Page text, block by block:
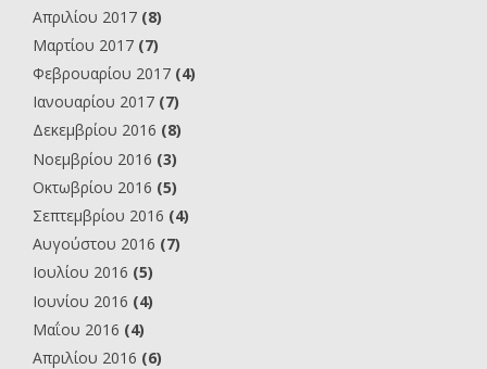
Απριλίου 2017 (8)
Μαρτίου 2017 (7)
Φεβρουαρίου 2017 (4)
Ιανουαρίου 2017 (7)
Δεκεμβρίου 2016 (8)
Νοεμβρίου 2016 (3)
Οκτωβρίου 2016 (5)
Σεπτεμβρίου 2016 (4)
Αυγούστου 2016 (7)
Ιουλίου 2016 (5)
Ιουνίου 2016 (4)
Μαΐου 2016 (4)
Απριλίου 2016 (6)